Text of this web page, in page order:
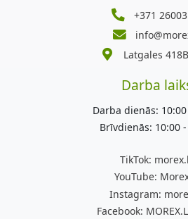
+371
Latgales
Darba
Darba dienās:
Brīvdienās: 10:00
TikTok:
YouTube:
Instagram:
Facebook: